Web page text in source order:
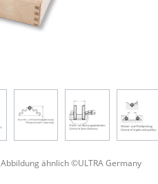
Abbildung ähnlich ©ULTRA Germany